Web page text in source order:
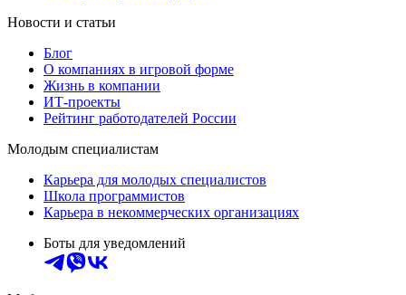
Новости и статьи
Блог
О компаниях в игровой форме
Жизнь в компании
ИТ-проекты
Рейтинг работодателей России
Молодым специалистам
Карьера для молодых специалистов
Школа программистов
Карьера в некоммерческих организациях
Боты для уведомлений